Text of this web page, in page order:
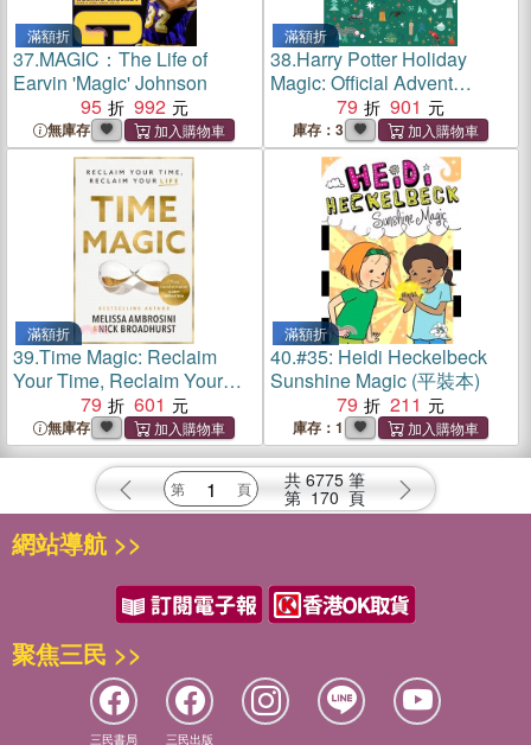
滿額折
37.MAGIC：The Life of
Earvin 'Magic' Johnson
95
992
無庫存
滿額折
38.Harry Potter Holiday
Magic: Official Advent
Calendar (降臨曆)
79 901
庫存：3
滿額折
39.Time Magic: Reclaim
Your Time, Reclaim Your
79 601
無庫存
滿額折
40.#35: Heidi Heckelbeck
Sunshine Magic (平裝本)
79
211
庫存：1
共 6775 筆
第 170 頁
網站導航 >>
聚焦三民 >>
三民書局 三民出版